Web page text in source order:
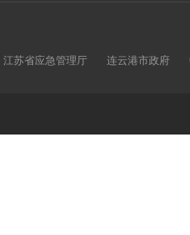
江苏省应急管理厅 连云港市政府